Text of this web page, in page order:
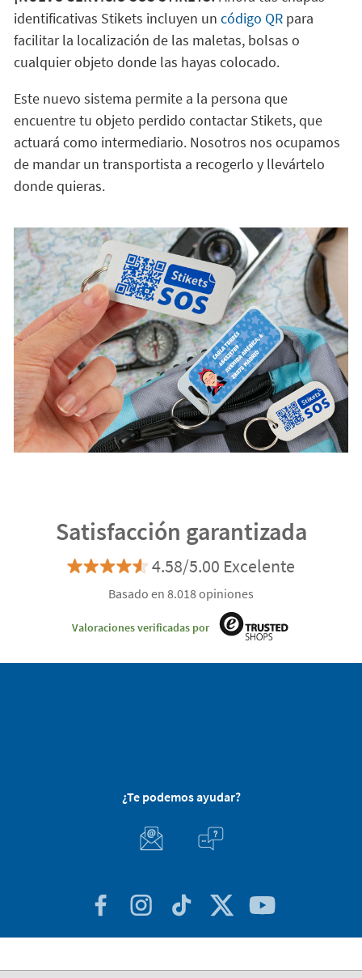
identificativas Stikets incluyen un código QRpara
facilitar la localización de las maletas, bolsas o
cualquier objeto donde las hayas colocado.
Este nuevo sistema permite a la persona que
encuentre tu objeto perdido contactar Stikets, que
actuará como intermediario. Nosotros nos ocupamos
de mandar un transportista a recogerlo y llevártelo
donde quieras.
Satisfacción garantizada
4.58/5.00 Excelente
Basado en 8.018 opiniones
Valoraciones verificadas por
¿Te podemos ayudar?